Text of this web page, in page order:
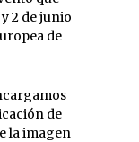
2 de junio
de
de
la imagen